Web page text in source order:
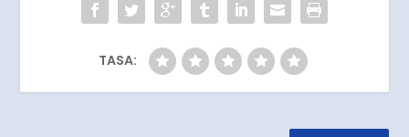
TASA: